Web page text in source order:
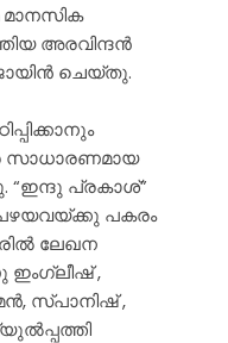
മാനസിക
അരവിന്ദൻ
ചെയ്തു.
സാധാരണമായ
“ഇന്ദു പ്രകാശ്”
പകരം
ലേഖന
ഇംഗ്ലീഷ് ,
സ്പാനിഷ് ,